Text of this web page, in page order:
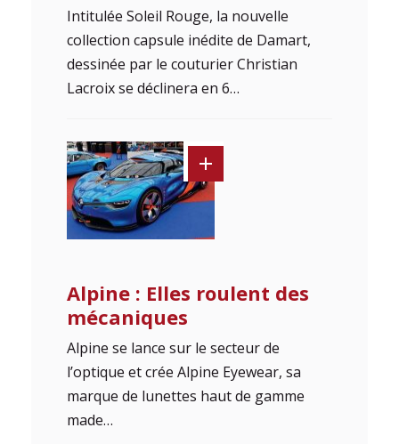
Intitulée Soleil Rouge, la nouvelle
collection capsule inédite de Damart,
dessinée par le couturier Christian
Lacroix se déclinera en 6…
Alpine : Elles roulent des
mécaniques
Alpine se lance sur le secteur de
l’optique et crée Alpine Eyewear, sa
marque de lunettes haut de gamme
made…